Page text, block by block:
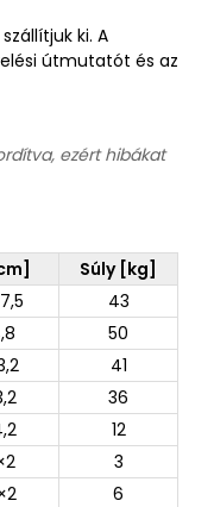
ki. A
útmutatót és az
ezért hibákat
Súly [kg]
43
50
41
36
12
3
6